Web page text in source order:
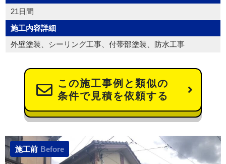
21日間
施工内容詳細
外壁塗装、シーリング工事、付帯部塗装、防水工事
この施工事例と類似の
条件で見積を依頼する
施工前 Before